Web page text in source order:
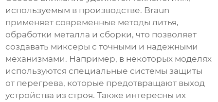
используемым в производстве. Braun
применяет современные методы литья,
обработки металла и сборки, что позволяет
создавать миксеры с точными и надежными
механизмами. Например, в некоторых моделях
используются специальные системы защиты
от перегрева, которые предотвращают выход
устройства из строя. Также интересны их